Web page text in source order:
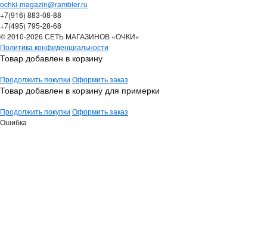
ochki-magazin@rambler.ru
+7(916) 883-08-88
+7(495) 795-28-68
© 2010-2026 СЕТЬ МАГАЗИНОВ «ОЧКИ»
Политика конфиденциальности
Товар добавлен в корзину
Продолжить покупки Оформить заказ
Товар добавлен в корзину для примерки
Продолжить покупки Оформить заказ
Ошибка